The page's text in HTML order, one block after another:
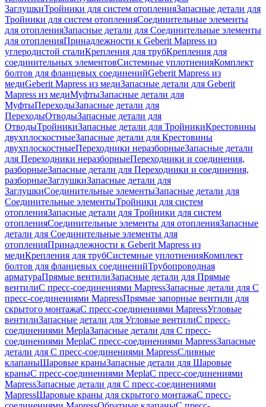
ЗаглушкиТройники для систем отопленияЗапасные детали для
Тройники для систем отопленияСоединительные элементы
для отопленияЗапасные детали для Соединительные элементы
для отопленияПринадлежности к Geberit Mapress из
углеродистой сталиКрепления для трубКрепления для
соединительных элементовСистемные уплотненияКомплект
болтов для фланцевых соединенийGeberit Mapress из
медиGeberit Mapress из медиЗапасные детали для Geberit
Mapress из медиМуфтыЗапасные детали для
МуфтыПереходыЗапасные детали для
ПереходыОтводыЗапасные детали для
ОтводыТройникиЗапасные детали для ТройникиКрестовины
двухплоскостныеЗапасные детали для Крестовины
двухплоскостныеПереходники неразборныеЗапасные детали
для Переходники неразборныеПереходники и соединения,
разборныеЗапасные детали для Переходники и соединения,
разборныеЗаглушкиЗапасные детали для
ЗаглушкиСоединительные элементыЗапасные детали для
Соединительные элементыТройники для систем
отопленияЗапасные детали для Тройники для систем
отопленияСоединительные элементы для отопленияЗапасные
детали для Соединительные элементы для
отопленияПринадлежности к Geberit Mapress из
медиКрепления для трубСистемные уплотненияКомплект
болтов для фланцевых соединенийТрубопроводная
арматураПрямые вентилиЗапасные детали для Прямые
вентилиС пресс-соединениями MapressЗапасные детали для С
пресс-соединениями MapressПрямые запорные вентили для
скрытого монтажаС пресс-соединениями MapressУгловые
вентилиЗапасные детали для Угловые вентилиС пресс-
соединениями MeplaЗапасные детали для С пресс-
соединениями MeplaС пресс-соединениями MapressЗапасные
детали для С пресс-соединениями MapressСливные
клапаныШаровые краныЗапасные детали для Шаровые
краныС пресс-соединениями MeplaС пресс-соединениями
MapressЗапасные детали для С пресс-соединениями
MapressШаровые краны для скрытого монтажаС пресс-